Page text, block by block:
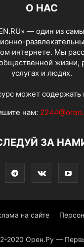
О НАС
— один из
интернете. Мы
жизни,
услугах и людях.
может содержать
нам:
ЗА
на сайте
2020 Орен.Ру —